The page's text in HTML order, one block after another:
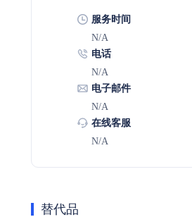
服务时间
N/A
电话
N/A
电子邮件
N/A
在线客服
N/A
替代品